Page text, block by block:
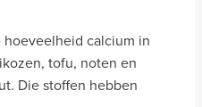
hoeveelheid calcium in
tofu, noten en
Die stoffen hebben